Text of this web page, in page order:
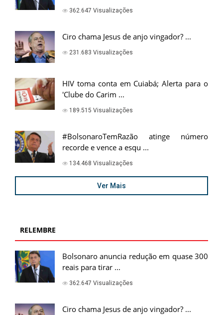
362.647 Visualizações
Ciro chama Jesus de anjo vingador? ...
231.683 Visualizações
HIV toma conta em Cuiabá; Alerta para o
'Clube do Carim ...
189.515 Visualizações
#BolsonaroTemRazão atinge número
recorde e vence a esqu ...
134.468 Visualizações
Ver Mais
RELEMBRE
Bolsonaro anuncia redução em quase 300
reais para tirar ...
362.647 Visualizações
Ciro chama Jesus de anjo vingador? ...